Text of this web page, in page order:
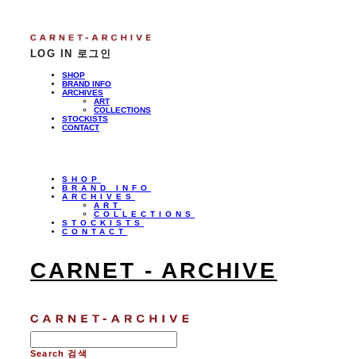
LOG IN 로그인
SHOP
BRAND INFO
ARCHIVES
ART
COLLECTIONS
STOCKISTS
CONTACT
SHOP
BRAND INFO
ARCHIVES
ART
COLLECTIONS
STOCKISTS
CONTACT
CARNET - ARCHIVE
Search 검색